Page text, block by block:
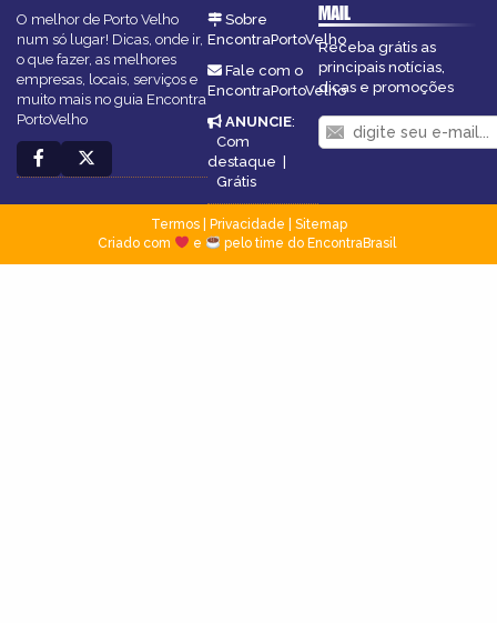
O melhor de Porto Velho
num só lugar! Dicas, onde ir,
o que fazer, as melhores
empresas, locais, serviços e
muito mais no guia Encontra
PortoVelho
Sobre
EncontraPortoVelho
Fale com o
EncontraPortoVelho
ANUNCIE:
Com
destaque
Grátis
MAIL
Receba grátis as
principais notícias,
dicas e promoções
Termos| Privacidade
Sitemap
Criado com
e pelo time do EncontraBrasil